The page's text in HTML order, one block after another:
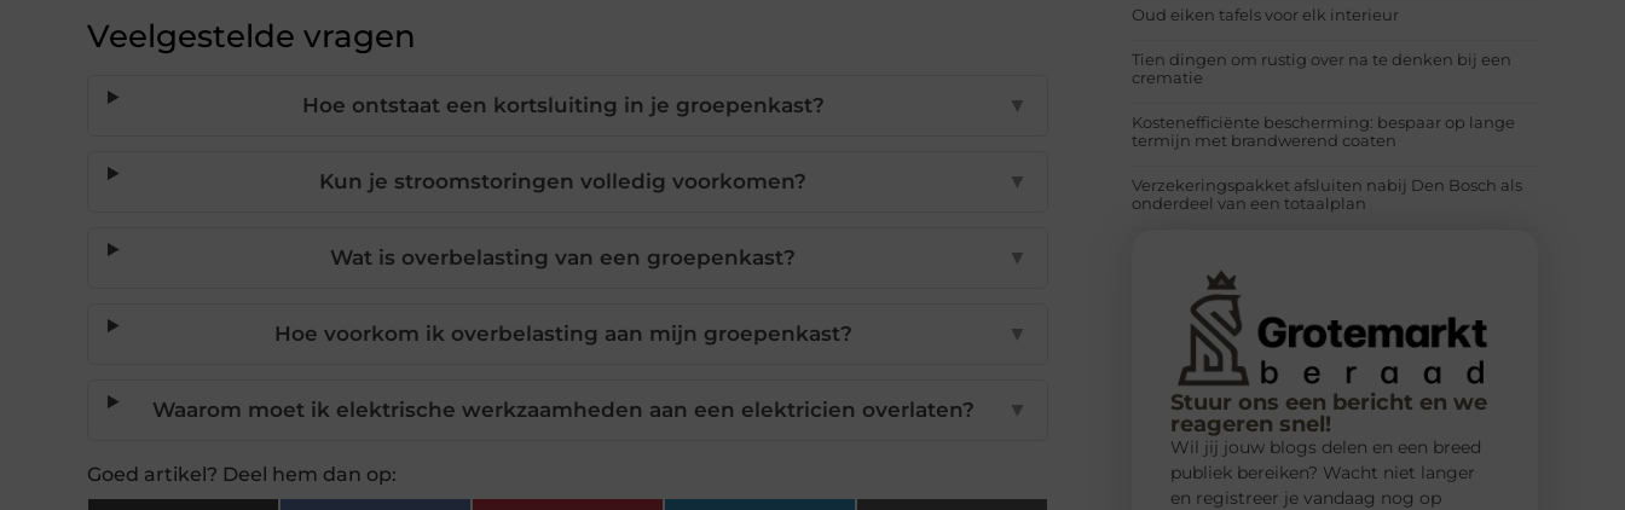
Veelgestelde vragen
Hoe ontstaat een kortsluiting in je groepenkast? ▼
Kun je stroomstoringen volledig voorkomen? ▼
Wat is overbelasting van een groepenkast? ▼
Hoe voorkom ik overbelasting aan mijn groepenkast? ▼
Waarom moet ik elektrische werkzaamheden aan een elektricien overlaten? ▼
Goed artikel? Deel hem dan op:
Oud eiken tafels voor elk interieur
Tien dingen om rustig over na te denken bij een
crematie
Kostenefficiënte bescherming: bespaar op lange
termijn met brandwerend coaten
Verzekeringspakket afsluiten nabij Den Bosch als
onderdeel van een totaalplan
Stuur ons een bericht en we
reageren snel!
Wil jij jouw blogs delen en een breed
publiek bereiken? Wacht niet langer
en registreer je vandaag nog op